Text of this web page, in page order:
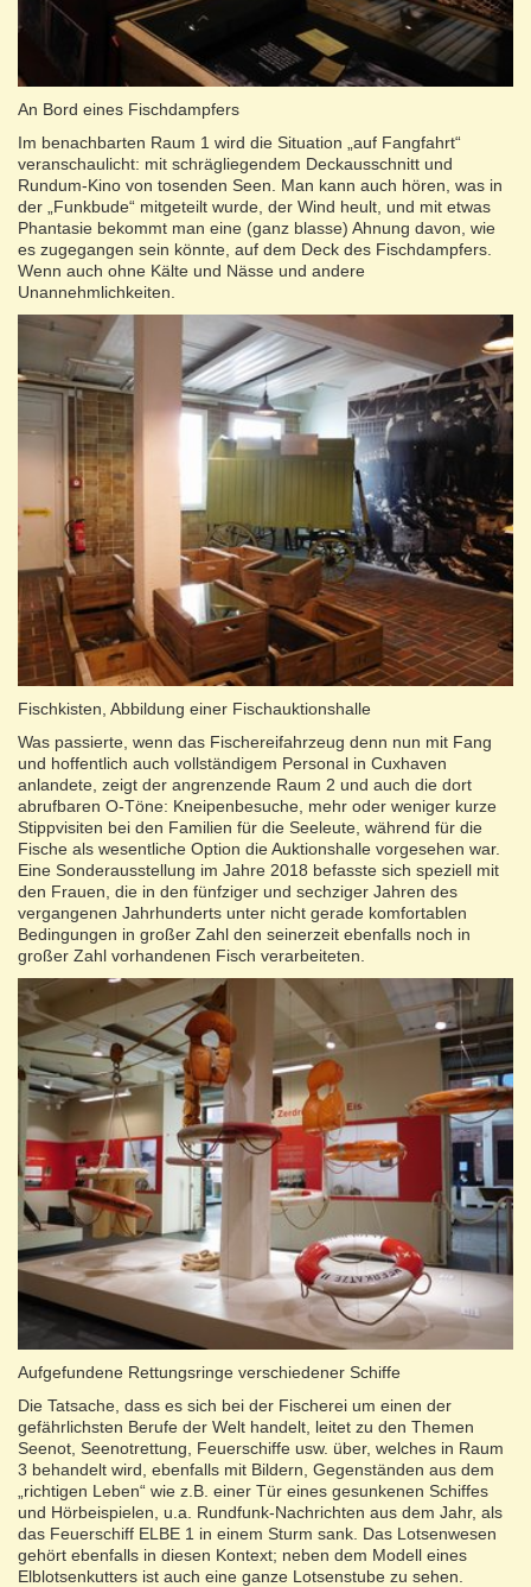
An Bord eines Fischdampfers
Im benachbarten Raum 1 wird die Situation „auf Fangfahrt“
veranschaulicht: mit schrägliegendem Deckausschnitt und
Rundum-Kino von tosenden Seen. Man kann auch hören, was in
der „Funkbude“ mitgeteilt wurde, der Wind heult, und mit etwas
Phantasie bekommt man eine (ganz blasse) Ahnung davon, wie
es zugegangen sein könnte, auf dem Deck des Fischdampfers.
Wenn auch ohne Kälte und Nässe und andere
Unannehmlichkeiten.
Fischkisten, Abbildung einer Fischauktionshalle
Was passierte, wenn das Fischereifahrzeug denn nun mit Fang
und hoffentlich auch vollständigem Personal in Cuxhaven
anlandete, zeigt der angrenzende Raum 2 und auch die dort
abrufbaren O-Töne: Kneipenbesuche, mehr oder weniger kurze
Stippvisiten bei den Familien für die Seeleute, während für die
Fische als wesentliche Option die Auktionshalle vorgesehen war.
Eine Sonderausstellung im Jahre 2018 befasste sich speziell mit
den Frauen, die in den fünfziger und sechziger Jahren des
vergangenen Jahrhunderts unter nicht gerade komfortablen
Bedingungen in großer Zahl den seinerzeit ebenfalls noch in
großer Zahl vorhandenen Fisch verarbeiteten.
Aufgefundene Rettungsringe verschiedener Schiffe
Die Tatsache, dass es sich bei der Fischerei um einen der
gefährlichsten Berufe der Welt handelt, leitet zu den Themen
Seenot, Seenotrettung, Feuerschiffe usw. über, welches in Raum
3 behandelt wird, ebenfalls mit Bildern, Gegenständen aus dem
„richtigen Leben“ wie z.B. einer Tür eines gesunkenen Schiffes
und Hörbeispielen, u.a. Rundfunk-Nachrichten aus dem Jahr, als
das Feuerschiff ELBE 1 in einem Sturm sank. Das Lotsenwesen
gehört ebenfalls in diesen Kontext; neben dem Modell eines
Elblotsenkutters ist auch eine ganze Lotsenstube zu sehen.